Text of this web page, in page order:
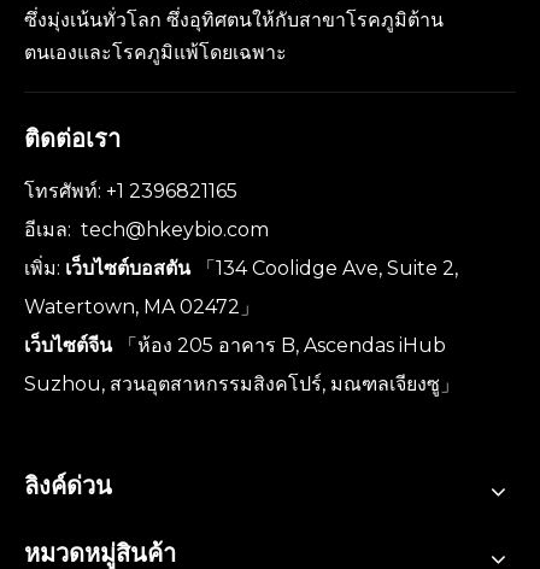
ซึ่งมุ่งเน้นทั่วโลก ซึ่งอุทิศตนให้กับสาขาโรคภูมิต้าน
ตนเองและโรคภูมิแพ้โดยเฉพาะ
ติดต่อเรา
โทรศัพท์: +1 2396821165
อีเมล: tech@hkeybio.com
เพิ่ม: เว็บไซต์บอสตัน
「134 Coolidge Ave, Suite 2,
Watertown, MA 02472」
เว็บไซต์จีน
「ห้อง 205 อาคาร B, Ascendas iHub
Suzhou, สวนอุตสาหกรรมสิงคโปร์, มณฑลเจียงซู」
ลิงค์ด่วน
หมวดหมู่สินค้า